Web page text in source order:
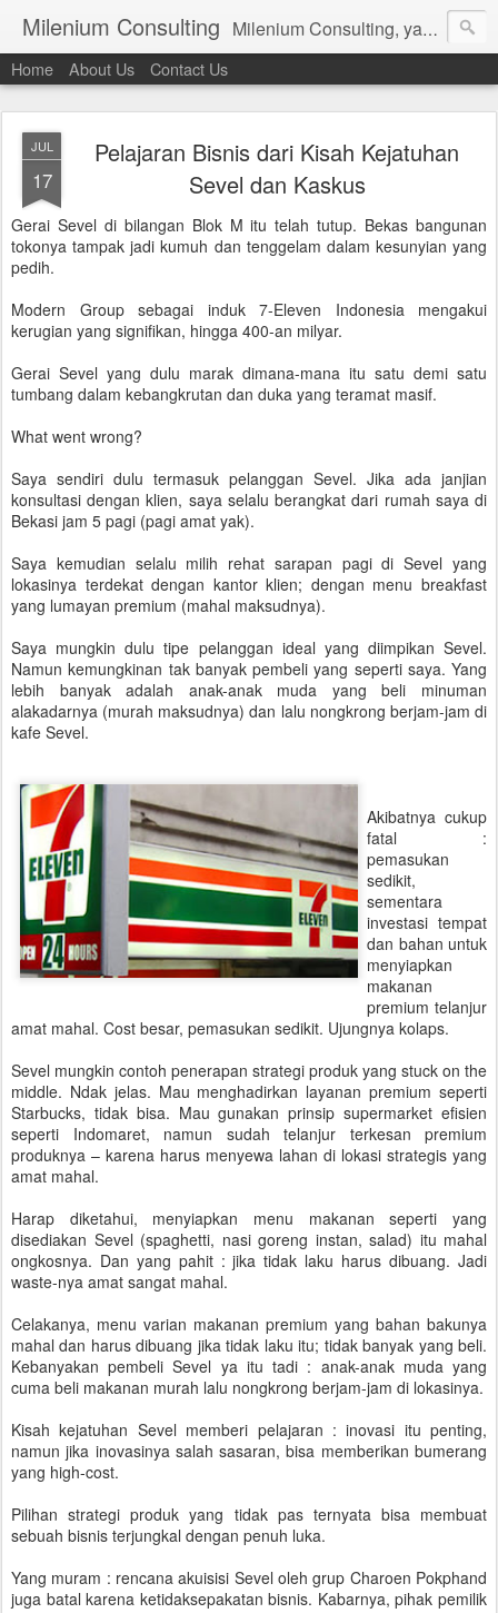
Milenium Consulting Milenium Consulting, yang sebelumnya bernama PT.Aura Milenium Utama bergerak dalam bidang jasa akuntansi dan keuangan, Kami siap membantu anda dalam perencanaan dan pembuatan sistem akuntansi (accounting systems); pelayanan-pelayanan dalam bidang akuntansi, seperti penyusunan laporan keuangan (accounting services); melayani jasa perpajakan dalam dan luar negeri; dan jasa konsultan manajerial (management consulting services).
Home About Us Contact Us
JUL
17
Pelajaran Bisnis dari Kisah Kejatuhan
Sevel dan Kaskus
Gerai Sevel di bilangan Blok M itu telah tutup. Bekas bangunan
tokonya tampak jadi kumuh dan tenggelam dalam kesunyian yang
pedih.
Modern Group sebagai induk 7-Eleven Indonesia mengakui
kerugian yang signifikan, hingga 400-an milyar.
Gerai Sevel yang dulu marak dimana-mana itu satu demi satu
tumbang dalam kebangkrutan dan duka yang teramat masif.
What went wrong?
Saya sendiri dulu termasuk pelanggan Sevel. Jika ada janjian
konsultasi dengan klien, saya selalu berangkat dari rumah saya di
Bekasi jam 5 pagi (pagi amat yak).
Saya kemudian selalu milih rehat sarapan pagi di Sevel yang
lokasinya terdekat dengan kantor klien; dengan menu breakfast
yang lumayan premium (mahal maksudnya).
Saya mungkin dulu tipe pelanggan ideal yang diimpikan Sevel.
Namun kemungkinan tak banyak pembeli yang seperti saya. Yang
lebih banyak adalah anak-anak muda yang beli minuman
alakadarnya (murah maksudnya) dan lalu nongkrong berjam-jam di
kafe Sevel.
Akibatnya cukup
fatal :
pemasukan
sedikit,
sementara
investasi tempat
dan bahan untuk
menyiapkan
makanan
premium telanjur
amat mahal. Cost besar, pemasukan sedikit. Ujungnya kolaps.
Sevel mungkin contoh penerapan strategi produk yang stuck on the
middle. Ndak jelas. Mau menghadirkan layanan premium seperti
Starbucks, tidak bisa. Mau gunakan prinsip supermarket efisien
seperti Indomaret, namun sudah telanjur terkesan premium
produknya – karena harus menyewa lahan di lokasi strategis yang
amat mahal.
Harap diketahui, menyiapkan menu makanan seperti yang
disediakan Sevel (spaghetti, nasi goreng instan, salad) itu mahal
ongkosnya. Dan yang pahit : jika tidak laku harus dibuang. Jadi
waste-nya amat sangat mahal.
Celakanya, menu varian makanan premium yang bahan bakunya
mahal dan harus dibuang jika tidak laku itu; tidak banyak yang beli.
Kebanyakan pembeli Sevel ya itu tadi : anak-anak muda yang
cuma beli makanan murah lalu nongkrong berjam-jam di lokasinya.
Kisah kejatuhan Sevel memberi pelajaran : inovasi itu penting,
namun jika inovasinya salah sasaran, bisa memberikan bumerang
yang high-cost.
Pilihan strategi produk yang tidak pas ternyata bisa membuat
sebuah bisnis terjungkal dengan penuh luka.
Yang muram : rencana akuisisi Sevel oleh grup Charoen Pokphand
juga batal karena ketidaksepakatan bisnis. Kabarnya, pihak pemilik